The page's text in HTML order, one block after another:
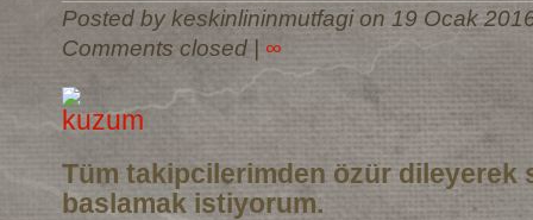
Posted by keskinlininmutfagi on 19 Ocak
Comments closed| ∞
Tüm takipcilerimden özür dileyerek
baslamak istiyorum.